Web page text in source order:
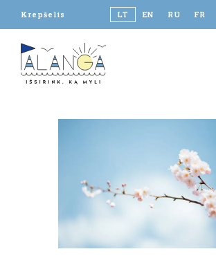
Krepšelis LT EN RU FR